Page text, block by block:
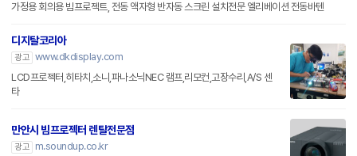
가정용 회의용 빔프로젝트, 전동 액자형 반자동 스크린 설치전문 엘리베이션 전동바텐
디지탈코리아
광고 www.dkdisplay.com
LCD프로젝터,히타치,소니,파나소닉NEC 램프,리모컨,고장수리,A/S 센
타
만안시 빔프로젝터 렌탈전문점
광고
m.soundup.co.kr